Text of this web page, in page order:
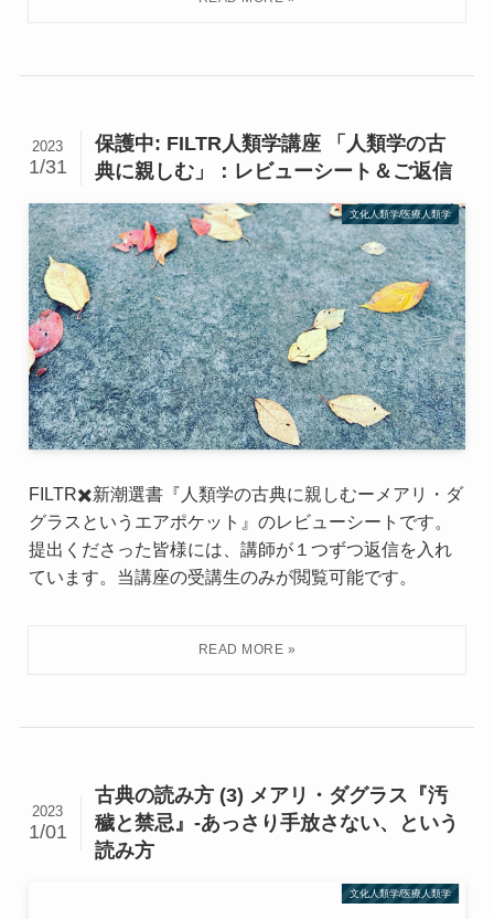
保護中: FILTR人類学講座 「人類学の古
典に親しむ」：レビューシート＆ご返信
2023
1/31
文化人類学/医療人類学
FILTR✖️新潮選書『人類学の古典に親しむーメアリ・ダ
グラスというエアポケット』のレビューシートです。
提出くださった皆様には、講師が１つずつ返信を入れ
ています。当講座の受講生のみが閲覧可能です。
古典の読み方 (3) メアリ・ダグラス『汚
穢と禁忌』-あっさり手放さない、という
読み方
2023
1/01
文化人類学/医療人類学